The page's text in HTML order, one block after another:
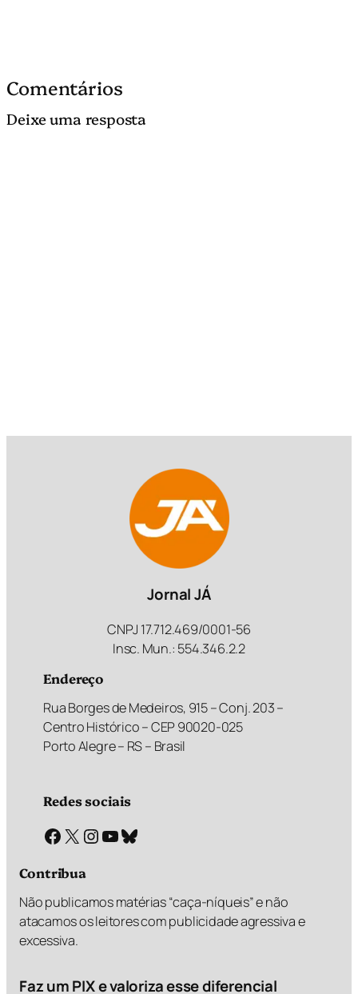
Comentários
Deixe uma resposta
Jornal JÁ
CNPJ 17.712.469/0001-56
Insc. Mun.: 554.346.2.2
Endereço
Rua Borges de Medeiros, 915 – Conj. 203 –
Centro Histórico – CEP 90020-025
Porto Alegre – RS – Brasil
Redes sociais
Facebook X Instagram Youtube Bluesky
Contribua
Não publicamos matérias “caça-níqueis” e não
atacamos os leitores com publicidade agressiva e
excessiva.
Faz um PIX e valoriza esse diferencial